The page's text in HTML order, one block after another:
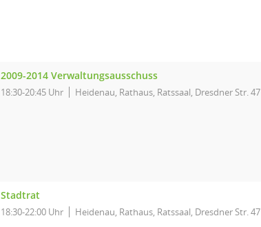
2009-2014 Verwaltungsausschuss
18:30-20:45 Uhr Heidenau, Rathaus, Ratssaal, Dresdner Str. 47
Stadtrat
18:30-22:00 Uhr Heidenau, Rathaus, Ratssaal, Dresdner Str. 47